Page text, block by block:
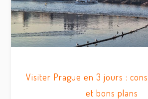
Visiter Prague en 3 jours :
et bons plans